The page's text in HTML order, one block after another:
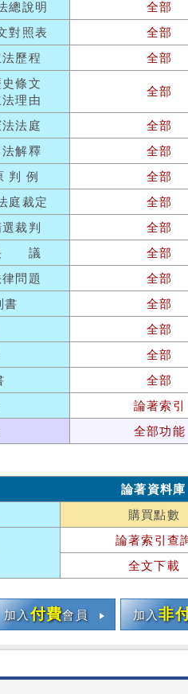
總說明
全部
對照表
全部
法歷程
全部
史條文
法理由
全部
法庭 全部
法解釋
全部
判 例
全部
庭裁定
全部
裁判
全部
議
全部
問題
全部
書
全部
全部
全部
全部
論著索引
全部功能
論著資料庫
購買點數
論著索引查
全文下載
加入付費會員 加入非